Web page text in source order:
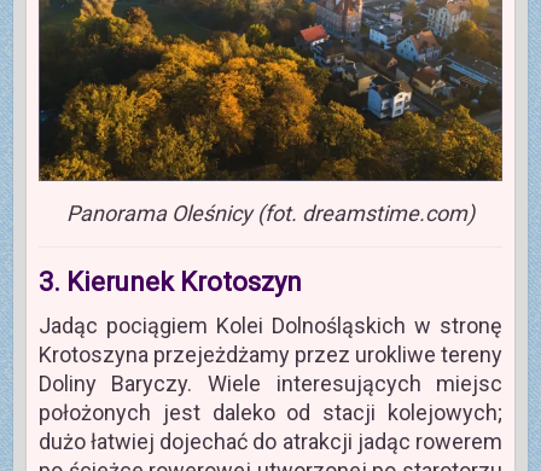
Panorama Oleśnicy (fot. dreamstime.com)
3. Kierunek Krotoszyn
Jadąc pociągiem Kolei Dolnośląskich w stronę
Krotoszyna przejeżdżamy przez urokliwe tereny
Doliny Baryczy. Wiele interesujących miejsc
położonych jest daleko od stacji kolejowych;
dużo łatwiej dojechać do atrakcji jadąc rowerem